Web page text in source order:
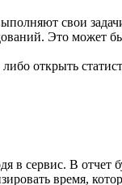
свои
Это может
открыть
в сервис. В отчет
время,